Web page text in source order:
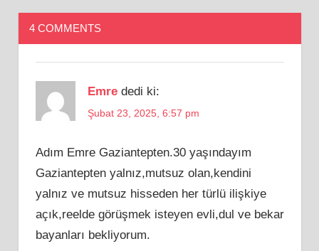
4 COMMENTS
Emre dedi ki:
Şubat 23, 2025, 6:57 pm
Adım Emre Gaziantepten.30 yaşındayım
Gaziantepten yalnız,mutsuz olan,kendini
yalnız ve mutsuz hisseden her türlü ilişkiye
açık,reelde görüşmek isteyen evli,dul ve bekar
bayanları bekliyorum.